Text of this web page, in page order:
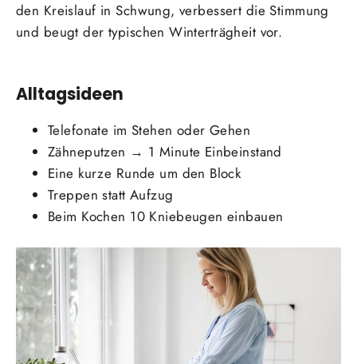
den Kreislauf in Schwung, verbessert die Stimmung
und beugt der typischen Winterträgheit vor.
Alltagsideen
Telefonate im Stehen oder Gehen
Zähneputzen → 1 Minute Einbeinstand
Eine kurze Runde um den Block
Treppen statt Aufzug
Beim Kochen 10 Kniebeugen einbauen